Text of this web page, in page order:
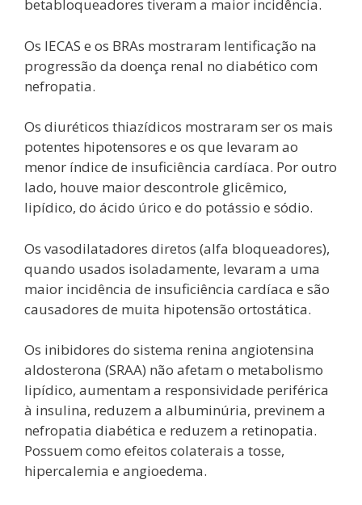
betabloqueadores tiveram a maior incidência.
Os IECAS e os BRAs mostraram lentificação na
progressão da doença renal no diabético com
nefropatia.
Os diuréticos thiazídicos mostraram ser os mais
potentes hipotensores e os que levaram ao
menor índice de insuficiência cardíaca. Por outro
lado, houve maior descontrole glicêmico,
lipídico, do ácido úrico e do potássio e sódio.
Os vasodilatadores diretos (alfa bloqueadores),
quando usados isoladamente, levaram a uma
maior incidência de insuficiência cardíaca e são
causadores de muita hipotensão ortostática.
Os inibidores do sistema renina angiotensina
aldosterona (SRAA) não afetam o metabolismo
lipídico, aumentam a responsividade periférica
à insulina, reduzem a albuminúria, previnem a
nefropatia diabética e reduzem a retinopatia.
Possuem como efeitos colaterais a tosse,
hipercalemia e angioedema.